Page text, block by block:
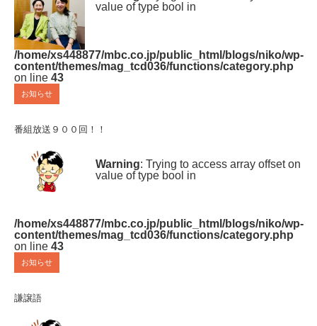
value of type bool in
/home/xs448877/mbc.co.jp/public_html/blogs/niko/wp-
content/themes/mag_tcd036/functions/category.php
on line 43
お知らせ
番組放送９００回！！
Warning: Trying to access array offset on
value of type bool in
/home/xs448877/mbc.co.jp/public_html/blogs/niko/wp-
content/themes/mag_tcd036/functions/category.php
on line 43
お知らせ
謙譲語